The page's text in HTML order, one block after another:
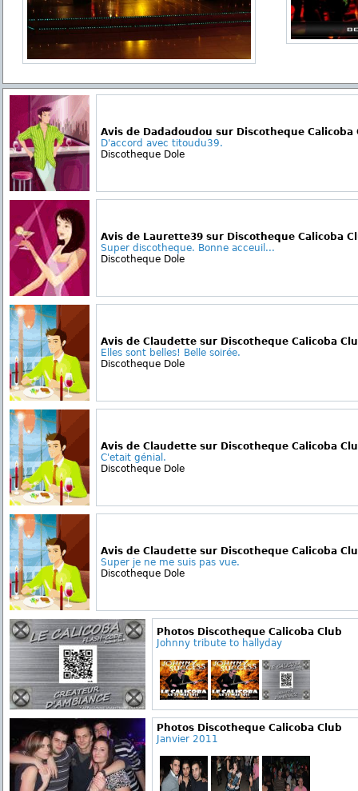
Avis de Dadadoudou sur Discotheque Calicoba
D'accord avec titoudu39.
Discotheque Dole
Avis de Laurette39 sur Discotheque Calicoba
Super discotheque. Bonne acceuil...
Discotheque Dole
Avis de Claudette sur Discotheque Calicoba
Elles sont belles! Belle soirée.
Discotheque Dole
Avis de Claudette sur Discotheque Calicoba
C'etait génial.
Discotheque Dole
Avis de Claudette sur Discotheque Calicoba
Super je ne me suis pas vue.
Discotheque Dole
Photos Discotheque Calicoba Club
Johnny tribute to hallyday
Photos Discotheque Calicoba Club
Janvier 2011